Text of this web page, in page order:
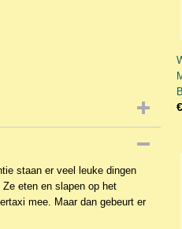
staan er veel leuke dingen
eten en slapen op het
mee. Maar dan gebeurt er